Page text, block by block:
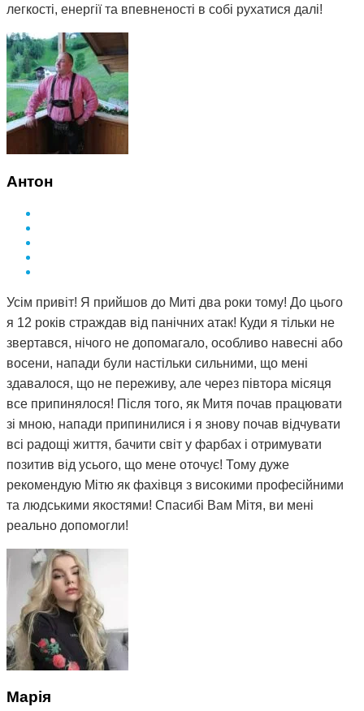
легкості, енергії та впевненості в собі рухатися далі!
Антон
Усім привіт! Я прийшов до Миті два роки тому! До цього
я 12 років страждав від панічних атак! Куди я тільки не
звертався, нічого не допомагало, особливо навесні або
восени, напади були настільки сильними, що мені
здавалося, що не переживу, але через півтора місяця
все припинялося! Після того, як Митя почав працювати
зі мною, напади припинилися і я знову почав відчувати
всі радощі життя, бачити світ у фарбах і отримувати
позитив від усього, що мене оточує! Тому дуже
рекомендую Мітю як фахівця з високими професійними
та людськими якостями! Спасибі Вам Мітя, ви мені
реально допомогли!
Марія